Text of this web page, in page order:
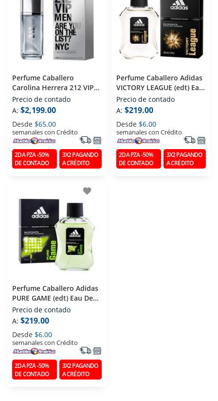
Perfume Caballero
Carolina Herrera 212 VIP
MEN (edt) Eau De Toilette
100 Ml
Precio de contado
A: $2,199.00
Desde $65.00
semanales con Crédito
2DA PZA -50%
DE CONTADO
3X2 PAGANDO
A CRÉDITO
Perfume Caballero Adidas
VICTORY LEAGUE (edt) Eau
De Toilette 100 Ml
Precio de contado
A: $219.00
Desde $6.00
semanales con Crédito
2DA PZA -50%
DE CONTADO
3X2 PAGANDO
A CRÉDITO
favorite
Perfume Caballero Adidas
PURE GAME (edt) Eau De
Toilette 100 Ml
Precio de contado
A: $219.00
Desde $6.00
semanales con Crédito
2DA PZA -50%
DE CONTADO
3X2 PAGANDO
A CRÉDITO